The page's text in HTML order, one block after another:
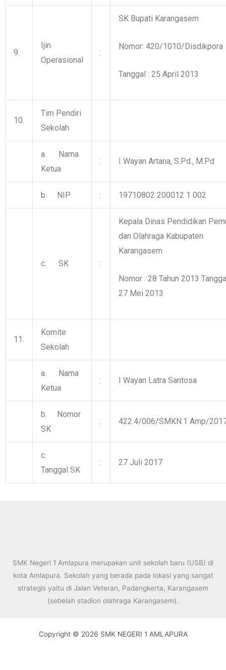
9.
Ijin
Operasional
:
SK Bupati Karangasem
Nomor: 420/1010/Disdikpora
Tanggal : 25 April 2013
10.
Tim Pendiri
Sekolah
a. Nama
Ketua
: I Wayan Artana, S.Pd., M.Pd
b. NIP : 19710802 200012 1 002
c. SK :
Kepala Dinas Pendidikan
dan Olahraga Kabupaten
Karangasem
Nomor : 28 Tahun 2013
27 Mei 2013
11.
Komite
Sekolah
a. Nama
Ketua
: I Wayan Latra Santosa
b. Nomor
SK
: 422.4/006/SMKN.1 Amp/
c.
Tanggal SK
: 27 Juli 2017
SMK Negeri 1 Amlapura merupakan unit sekolah baru (USB) di
kota Amlapura. Sekolah yang berada pada lokasi yang sangat
strategis yaitu di Jalan Veteran, Padangkerta, Karangasem
(sebelah stadion olahraga Karangasem).
Copyright © 2026 SMK NEGERI 1 AMLAPURA